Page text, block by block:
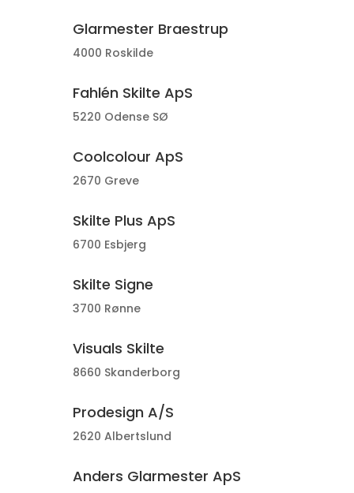
Glarmester Braestrup
4000 Roskilde
Fahlén Skilte ApS
5220 Odense SØ
Coolcolour ApS
2670 Greve
Skilte Plus ApS
6700 Esbjerg
Skilte Signe
3700 Rønne
Visuals Skilte
8660 Skanderborg
Prodesign A/S
2620 Albertslund
Anders Glarmester ApS